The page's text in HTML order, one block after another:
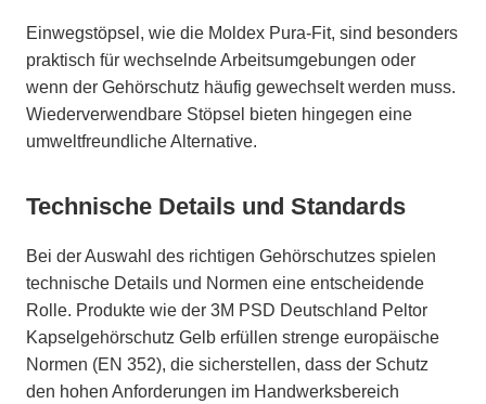
Einwegstöpsel, wie die Moldex Pura-Fit, sind besonders
praktisch für wechselnde Arbeitsumgebungen oder
wenn der Gehörschutz häufig gewechselt werden muss.
Wiederverwendbare Stöpsel bieten hingegen eine
umweltfreundliche Alternative.
Technische Details und Standards
Bei der Auswahl des richtigen Gehörschutzes spielen
technische Details und Normen eine entscheidende
Rolle. Produkte wie der 3M PSD Deutschland Peltor
Kapselgehörschutz Gelb erfüllen strenge europäische
Normen (EN 352), die sicherstellen, dass der Schutz
den hohen Anforderungen im Handwerksbereich